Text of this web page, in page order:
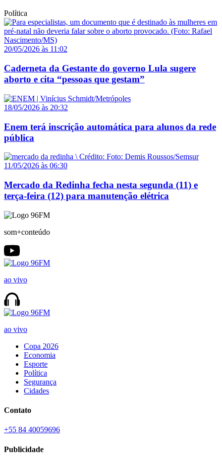
Política
20/05/2026 às 11:02
Caderneta da Gestante do governo Lula sugere
aborto e cita “pessoas que gestam”
18/05/2026 às 20:32
Enem terá inscrição automática para alunos da rede
pública
11/05/2026 às 06:30
Mercado da Redinha fecha nesta segunda (11) e
terça-feira (12) para manutenção elétrica
som+conteúdo
ao vivo
ao vivo
Copa 2026
Economia
Esporte
Política
Segurança
Cidades
Contato
+55 84 40059696
Publicidade